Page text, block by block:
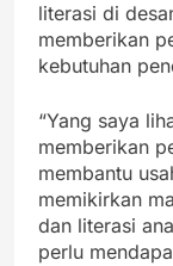
literasi di
memberikan
kebutuhan
“Yang saya
memberikan
membantu
memikirkan
dan literasi
perlu